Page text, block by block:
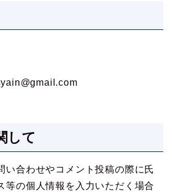
して
い合わせやコメント投稿の際に氏
等の個人情報を入力いただく場合